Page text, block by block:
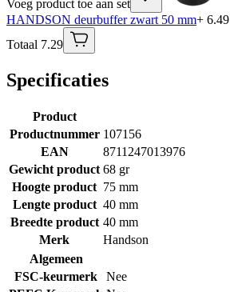
Voeg product toe aan set
HANDSON deurbuffer zwart 50 mm+ 6.49
Totaal 7.29
Specificaties
Product
Productnummer 107156
EAN
8711247013976
Gewicht product 68 gr
Hoogte product 75 mm
Lengte product 40 mm
Breedte product 40 mm
Merk
Handson
Algemeen
FSC-keurmerk
Nee